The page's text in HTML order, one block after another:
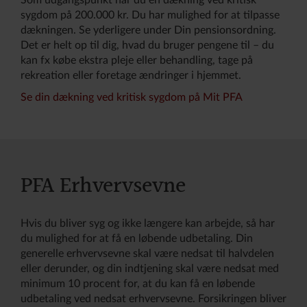
sygdom på 200.000 kr. Du har mulighed for at tilpasse
dækningen. Se yderligere under Din pensionsordning.
Det er helt op til dig, hvad du bruger pengene til – du
kan fx købe ekstra pleje eller behandling, tage på
rekreation eller foretage ændringer i hjemmet.
Se din dækning ved kritisk sygdom på Mit PFA
PFA Erhvervsevne
Hvis du bliver syg og ikke længere kan arbejde, så har
du mulighed for at få en løbende udbetaling. Din
generelle erhvervsevne skal være nedsat til halvdelen
eller derunder, og din indtjening skal være nedsat med
minimum 10 procent for, at du kan få en løbende
udbetaling ved nedsat erhvervsevne. Forsikringen bliver